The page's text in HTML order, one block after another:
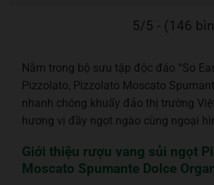
5/5 - (146
Nằm trong bộ sưu tập độc đáo “So
Pizzolato, Pizzolato Moscato
nhanh chóng khuấy đảo thị trường
hương vị đầy ngọt ngào cùng ngoại
Giới thiệu rượu vang sủi ngọt
Moscato Spumante Dolce